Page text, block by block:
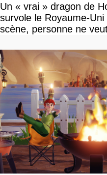
Un « vrai » dragon de
survole le Royaume-
scène, personne ne